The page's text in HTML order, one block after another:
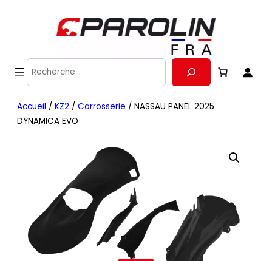
Recherche
Accueil / KZ2 / Carrosserie / NASSAU PANEL 2025
DYNAMICA EVO